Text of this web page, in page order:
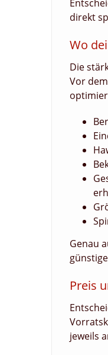
direkt
Wo
Die
Vor
Genau
Preis
jeweils